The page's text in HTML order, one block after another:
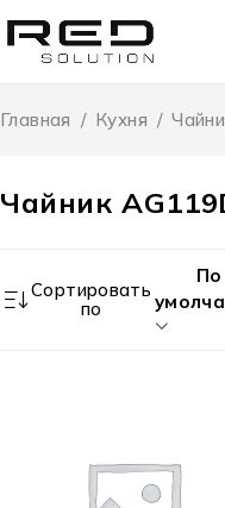
Чайник
Главная / Кухня /
Сортировать
по
По